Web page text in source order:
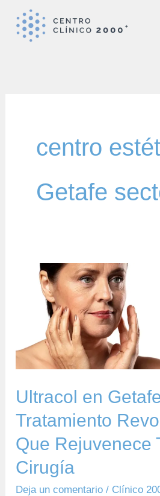
centro
Getafe
Ultracol en
Tratamiento
Que Rejuvenece
Cirugía
Deja un comentario / Clínico
Ultracol
Getafe:
Tratamiento
Revolucionario
Rejuvenece
Piel
Sin
Cirugía